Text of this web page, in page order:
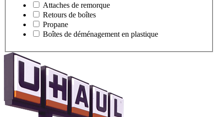
Attaches de remorque
Retours de boîtes
Propane
Boîtes de déménagement en plastique